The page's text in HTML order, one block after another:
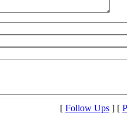
[ Follow Ups] [